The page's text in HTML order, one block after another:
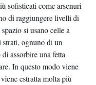
sofisticati come arsenuri
di raggiungere livelli di
si usano celle a
ognuno di un
assorbire una fetta
In questo modo viene
estratta molta più